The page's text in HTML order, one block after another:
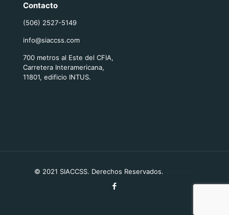
Contacto
(506) 2527-5149
info@siaccss.com
700 metros al Este del CFIA,
Carretera Interamericana,
11801, edificio INTUS.
© 2021 SIACCSS. Derechos Reservados.